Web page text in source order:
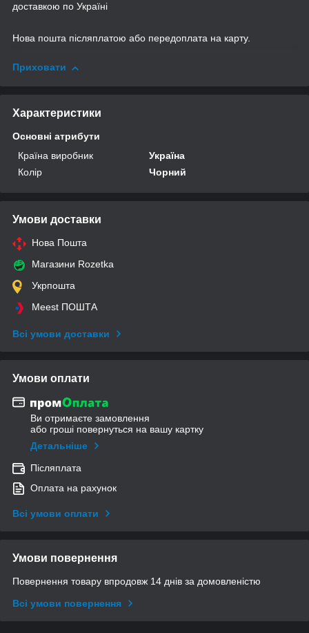
доставкою по Україні
Нова пошта післяплатою або передоплата на карту.
Приховати
Характеристики
Основні атрибути
Країна виробник
Україна
Колір
Чорний
Умови доставки
Нова Пошта
Магазини Rozetka
Укрпошта
Meest ПОШТА
Всі умови доставки
Умови оплати
Ви отримаєте замовлення
або гроші повернуться на вашу картку
Детальніше
Післяплата
Оплата на рахунок
Всі умови оплати
Умови повернення
Повернення товару впродовж 14 днів за домовленістю
Всі умови повернення